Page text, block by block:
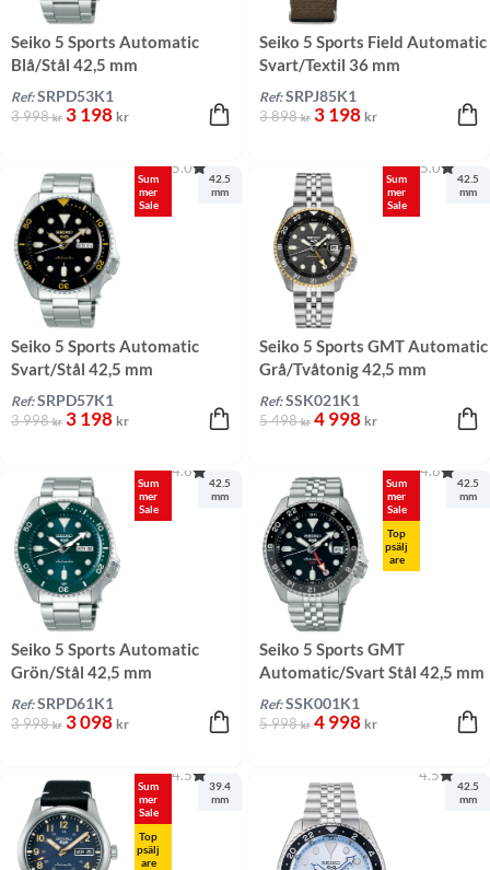
Seiko 5 Sports Automatic
Blå/Stål 42,5 mm
Ref: SRPD53K1
3 998kr 3 198 kr
Seiko 5 Sports Field Automatic
Svart/Textil 36 mm
Ref: SRPJ85K1
3 898kr 3 198 kr
Sum
mer
Sale
5.0
42.5
mm
Seiko 5 Sports Automatic
Svart/Stål 42,5 mm
Ref: SRPD57K1
3 998kr 3 198 kr
Sum
mer
Sale
5.0
42.5
mm
Seiko 5 Sports GMT Automatic
Grå/Tvåtonig 42,5 mm
Ref: SSK021K1
5 498kr 4 998 kr
Sum
mer
Sale
4.6
42.5
mm
Seiko 5 Sports Automatic
Grön/Stål 42,5 mm
Ref: SRPD61K1
3 998kr 3 098 kr
Sum
mer
Sale
Top
psälj
are
4.6
42.5
mm
Seiko 5 Sports GMT
Automatic/Svart Stål 42,5 mm
Ref: SSK001K1
5 998kr 4 998 kr
Sum
mer
Sale
Top
psälj
are
4.5
39.4
mm
4.5
42.5
mm